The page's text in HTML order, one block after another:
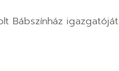
Bábszínház igazgatóját